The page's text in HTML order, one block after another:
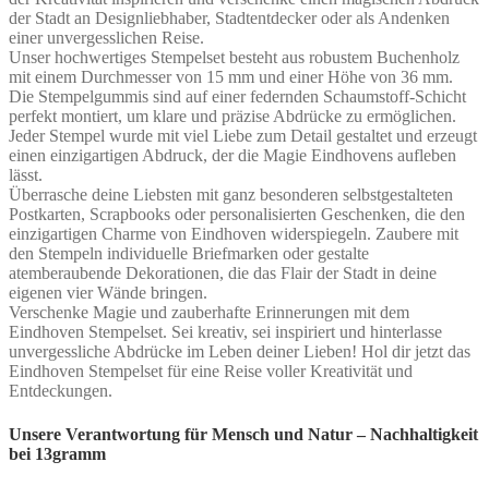
der Stadt an Designliebhaber, Stadtentdecker oder als Andenken
einer unvergesslichen Reise.
Unser hochwertiges Stempelset besteht aus robustem Buchenholz
mit einem Durchmesser von 15 mm und einer Höhe von 36 mm.
Die Stempelgummis sind auf einer federnden Schaumstoff-Schicht
perfekt montiert, um klare und präzise Abdrücke zu ermöglichen.
Jeder Stempel wurde mit viel Liebe zum Detail gestaltet und erzeugt
einen einzigartigen Abdruck, der die Magie Eindhovens aufleben
lässt.
Überrasche deine Liebsten mit ganz besonderen selbstgestalteten
Postkarten, Scrapbooks oder personalisierten Geschenken, die den
einzigartigen Charme von Eindhoven widerspiegeln. Zaubere mit
den Stempeln individuelle Briefmarken oder gestalte
atemberaubende Dekorationen, die das Flair der Stadt in deine
eigenen vier Wände bringen.
Verschenke Magie und zauberhafte Erinnerungen mit dem
Eindhoven Stempelset. Sei kreativ, sei inspiriert und hinterlasse
unvergessliche Abdrücke im Leben deiner Lieben! Hol dir jetzt das
Eindhoven Stempelset für eine Reise voller Kreativität und
Entdeckungen.
Unsere Verantwortung für Mensch und Natur – Nachhaltigkeit
bei 13gramm